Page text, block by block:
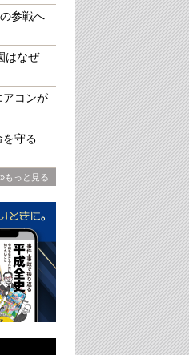
ー 著、仲野徹 監修、田中文 翻訳、早川書
参戦へ
はなぜ
アコンが
を守る
»もっと見る